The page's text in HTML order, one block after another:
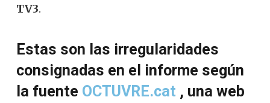
TV3.
Estas son las irregularidades
consignadas en el informe según
la fuente OCTUVRE.cat , una web